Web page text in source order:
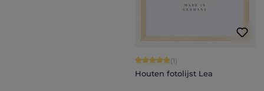
Gemiddelde waardering van 5 van 5
(1)
Houten fotolijst Lea